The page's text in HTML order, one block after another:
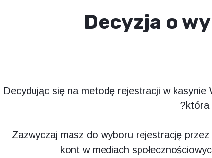
Decyzja o
Decydując się na metodę rejestracji w kasynie
która
Zazwyczaj masz do wyboru rejestrację
kont w mediach